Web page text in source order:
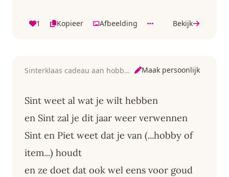
1 Kopieer Afbeelding Bekijk
Sinterklaas cadeau aan hobby of item verbonden Maak persoonlijk
Sint weet al wat je wilt hebben
en Sint zal je dit jaar weer verwennen
Sint en Piet weet dat je van (...hobby of
item...) houdt
en ze doet dat ook wel eens voor goud